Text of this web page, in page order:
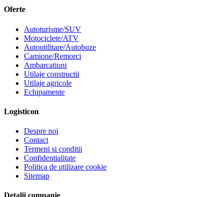
Oferte
Autoturisme/SUV
Motociclete/ATV
Autoutilitare/Autobuze
Camione/Remorci
Ambarcatiuni
Utilaje constructii
Utilaje agricole
Echipamente
Logisticon
Despre noi
Contact
Termeni si conditii
Confidentialitate
Politica de utilizare cookie
Sitemap